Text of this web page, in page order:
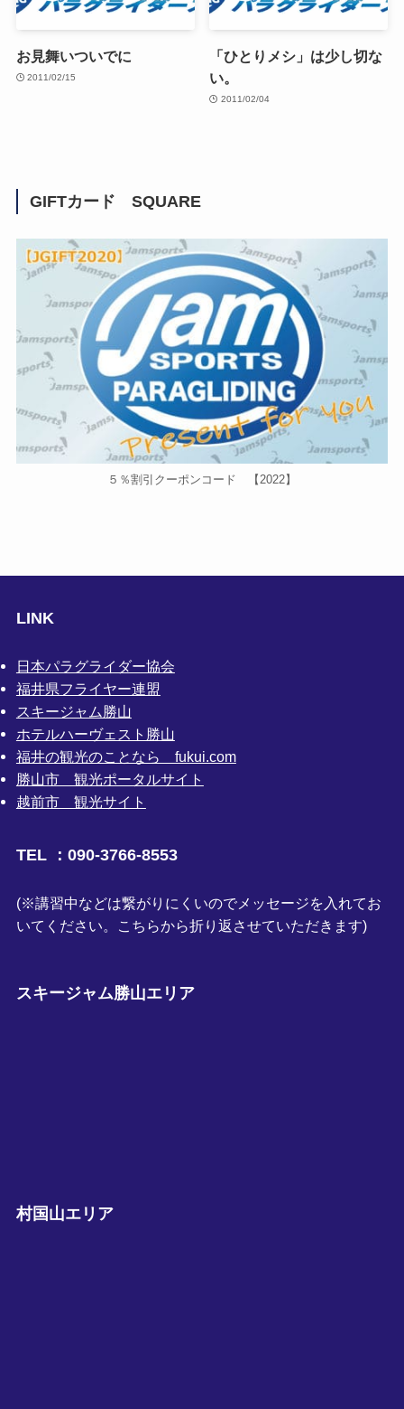
お見舞いついでに
2011/02/15
「ひとりメシ」は少し切な
い。
2011/02/04
GIFTカード SQUARE
５％割引クーポンコード 【2022】
LINK
日本パラグライダー協会
福井県フライヤー連盟
スキージャム勝山
ホテルハーヴェスト勝山
福井の観光のことなら fukui.com
勝山市 観光ポータルサイト
越前市 観光サイト
TEL ：090-3766-8553
(※講習中などは繋がりにくいのでメッセージを入れてお
いてください。こちらから折り返させていただきます)
スキージャム勝山エリア
村国山エリア